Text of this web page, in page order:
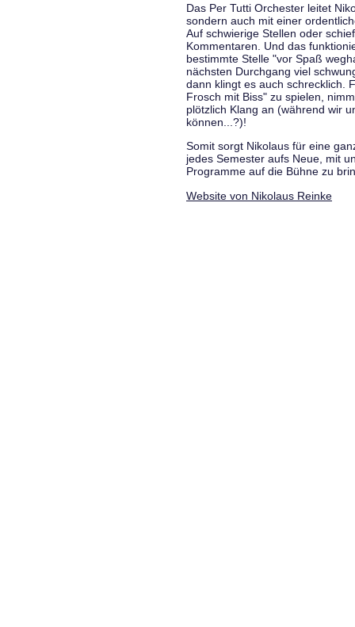
Das Per Tutti Orchester leitet
sondern auch mit einer
Auf schwierige Stellen oder
Kommentaren. Und das
bestimmte Stelle "vor Spaß
nächsten Durchgang viel
dann klingt es auch schrecklich.
Frosch mit Biss" zu spielen,
plötzlich Klang an (während wir
können...?)!
Somit sorgt Nikolaus für eine
jedes Semester aufs Neue, mit
Programme auf die Bühne zu
Website von Nikolaus Reinke